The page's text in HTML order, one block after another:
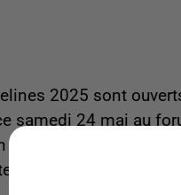
2025 sont
samedi 24 mai au
s’achèveront
au 71515
. La